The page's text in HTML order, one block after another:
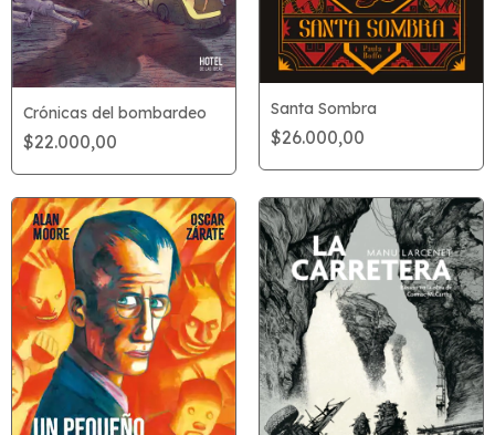
Crónicas del bombardeo
$22.000,00
Santa Sombra
$26.000,00